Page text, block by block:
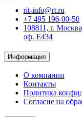
rit-info@rt.ru
+7 495 196-00-50
108811, г.
оф. Е434
Информация
О компании
Контакты
Политика
Согласие на